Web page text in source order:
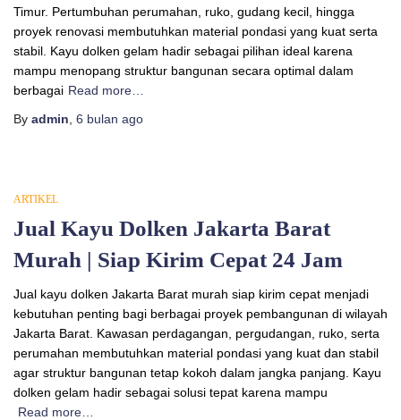
Timur. Pertumbuhan perumahan, ruko, gudang kecil, hingga
proyek renovasi membutuhkan material pondasi yang kuat serta
stabil. Kayu dolken gelam hadir sebagai pilihan ideal karena
mampu menopang struktur bangunan secara optimal dalam
berbagai Read more…
By admin 6 bulan ago
ARTIKEL
Jual Kayu Dolken Jakarta Barat
Murah | Siap Kirim Cepat 24 Jam
Jual kayu dolken Jakarta Barat murah siap kirim cepat menjadi
kebutuhan penting bagi berbagai proyek pembangunan di wilayah
Jakarta Barat. Kawasan perdagangan, pergudangan, ruko, serta
perumahan membutuhkan material pondasi yang kuat dan stabil
agar struktur bangunan tetap kokoh dalam jangka panjang. Kayu
dolken gelam hadir sebagai solusi tepat karena mampu
Read more…